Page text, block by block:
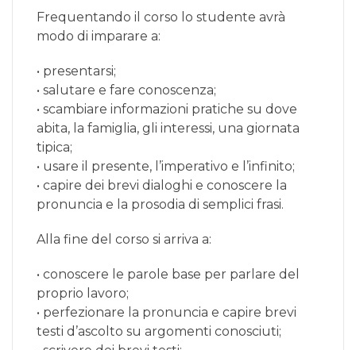
Frequentando il corso lo studente avrà
modo di imparare a:
• presentarsi;
• salutare e fare conoscenza;
• scambiare informazioni pratiche su dove
abita, la famiglia, gli interessi, una giornata
tipica;
• usare il presente, l’imperativo e l’infinito;
• capire dei brevi dialoghi e conoscere la
pronuncia e la prosodia di semplici frasi.
Alla fine del corso si arriva a:
• conoscere le parole base per parlare del
proprio lavoro;
• perfezionare la pronuncia e capire brevi
testi d’ascolto su argomenti conosciuti;